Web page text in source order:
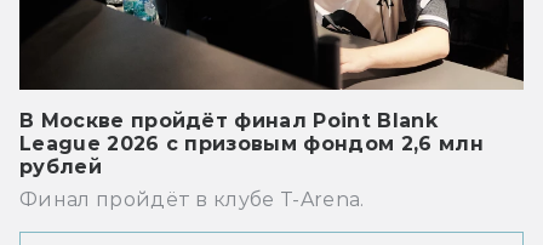
В Москве пройдёт финал Point Blank
League 2026 с призовым фондом 2,6 млн
рублей
Финал пройдёт в клубе T-Arena.